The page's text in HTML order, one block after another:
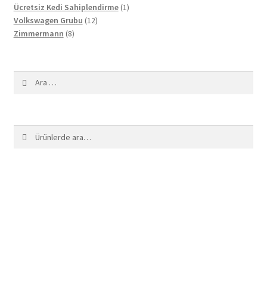
ürün
Ücretsiz Kedi Sahiplendirme 11
Volkswagen Grubu 1212
Zimmermann 88